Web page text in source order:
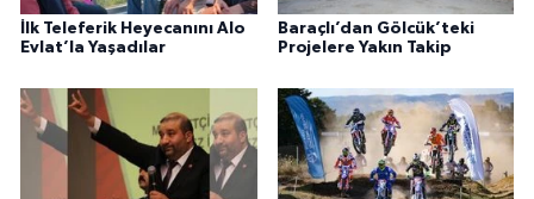
İlk Teleferik Heyecanını Alo
Evlat’la Yaşadılar
Baraçlı’dan Gölcük’teki
Projelere Yakın Takip